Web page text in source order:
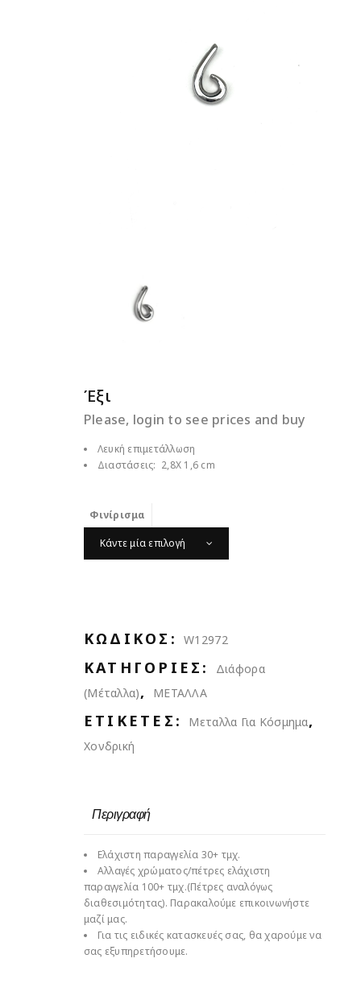
Έξι
Please, login to see prices and buy
Λευκή επιμετάλλωση
Διαστάσεις: 2,8X 1,6 cm
Φινίρισμα
Κάντε μία επιλογή
ΚΩΔΙΚΌΣ:W12972
ΚΑΤΗΓΟΡΊΕΣ:
Διάφορα
(Μέταλλα), ΜΕΤΑΛΛΑ
ΕΤΙΚΈΤΕΣ: Μεταλλα Για Κόσμημα,
Χονδρική
Περιγραφή
Ελάχιστη παραγγελία 30+ τμχ.
Αλλαγές χρώματος/πέτρες ελάχιστη
παραγγελία 100+ τμχ.(Πέτρες αναλόγως
διαθεσιμότητας). Παρακαλούμε επικοινωνήστε
μαζί μας.
Για τις ειδικές κατασκευές σας, θα χαρούμε να
σας εξυπηρετήσουμε.